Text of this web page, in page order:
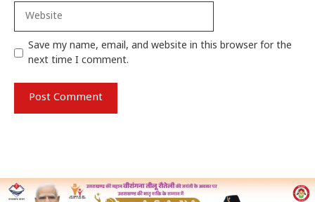
Website
Save my name, email, and website in this browser for the
next time I comment.